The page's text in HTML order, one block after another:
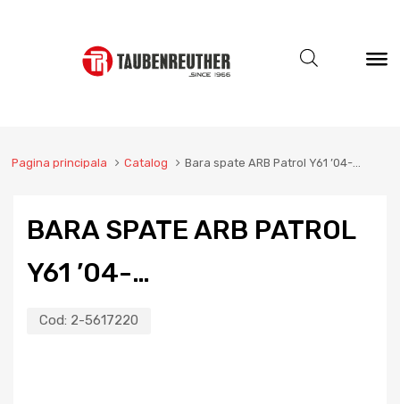
Pagina principala Catalog Bara spate ARB Patrol Y61 ’04-…
BARA SPATE ARB PATROL
Y61 ’04-…
Cod: 2-5617220